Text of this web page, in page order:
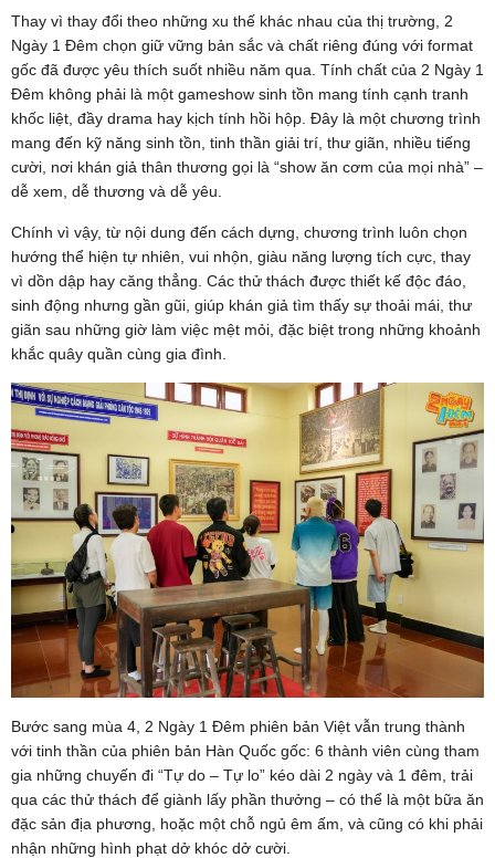
Thay vì thay đổi theo những xu thế khác nhau của thị trường, 2
Ngày 1 Đêm chọn giữ vững bản sắc và chất riêng đúng với format
gốc đã được yêu thích suốt nhiều năm qua. Tính chất của 2 Ngày 1
Đêm không phải là một gameshow sinh tồn mang tính cạnh tranh
khốc liệt, đầy drama hay kịch tính hồi hộp. Đây là một chương trình
mang đến kỹ năng sinh tồn, tinh thần giải trí, thư giãn, nhiều tiếng
cười, nơi khán giả thân thương gọi là “show ăn cơm của mọi nhà” –
dễ xem, dễ thương và dễ yêu.
Chính vì vậy, từ nội dung đến cách dựng, chương trình luôn chọn
hướng thể hiện tự nhiên, vui nhộn, giàu năng lượng tích cực, thay
vì dồn dập hay căng thẳng. Các thử thách được thiết kế độc đáo,
sinh động nhưng gần gũi, giúp khán giả tìm thấy sự thoải mái, thư
giãn sau những giờ làm việc mệt mỏi, đặc biệt trong những khoảnh
khắc quây quần cùng gia đình.
Bước sang mùa 4, 2 Ngày 1 Đêm phiên bản Việt vẫn trung thành
với tinh thần của phiên bản Hàn Quốc gốc: 6 thành viên cùng tham
gia những chuyến đi “Tự do – Tự lo” kéo dài 2 ngày và 1 đêm, trải
qua các thử thách để giành lấy phần thưởng – có thể là một bữa ăn
đặc sản địa phương, hoặc một chỗ ngủ êm ấm, và cũng có khi phải
nhận những hình phạt dở khóc dở cười.